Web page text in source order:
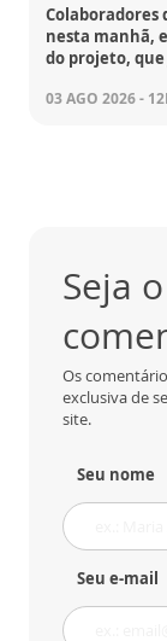
Colaboradores
nesta manhã,
do projeto, que
03 AGO 2026 -
Seja
Os
exclusiva de
site.
Seu nome
Seu e-mail